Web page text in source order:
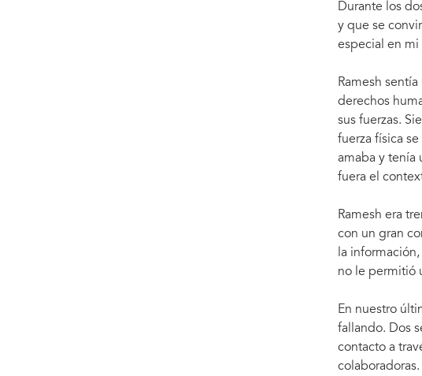
Durante los
y que se
especial en mi
Ramesh
derechos
sus fuerzas.
fuerza física
amaba y tenía
fuera el
Ramesh era
con un gran
la
no le permitió
En nuestro
fallando. Dos
contacto a